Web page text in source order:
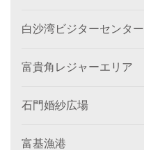
白沙湾ビジターセンター
富貴角レジャーエリア
石門婚紗広場
富基漁港